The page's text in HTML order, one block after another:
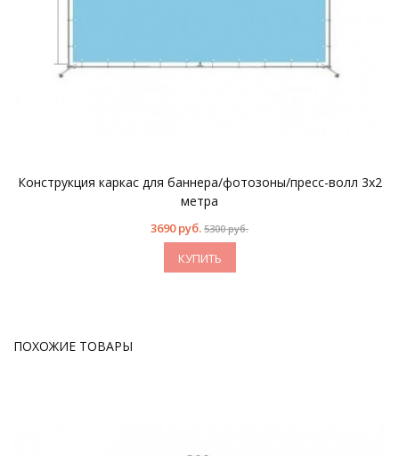
Конструкция каркас для баннера/фотозоны/пресс-волл 3х2
метра
3690 руб. 5300 руб.
КУПИТЬ
ПОХОЖИЕ ТОВАРЫ